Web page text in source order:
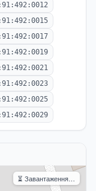
⏳ Завантаження…